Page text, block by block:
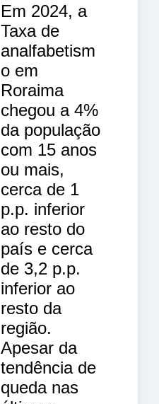
Em 2024, a
Taxa de
analfabetism
o em
Roraima
chegou a 4%
da população
com 15 anos
ou mais,
cerca de 1
p.p. inferior
ao resto do
país e cerca
de 3,2 p.p.
inferior ao
resto da
região.
Apesar da
tendência de
queda nas